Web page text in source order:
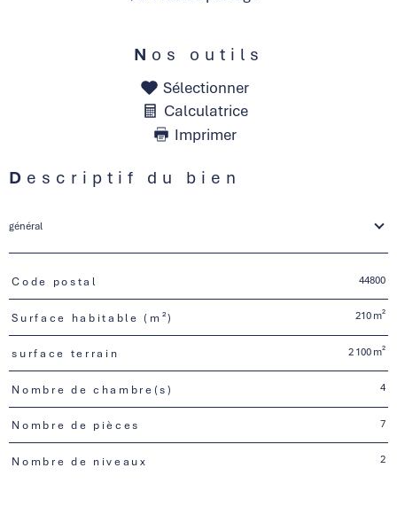
Nos outils
Sélectionner
Calculatrice
Imprimer
Descriptif du bien
général
TRAD_PAMPERO_Caracteristique
Code postal 44800
Surface habitable (m²) 210 m²
surface terrain 2 100 m²
Nombre de chambre(s) 4
Nombre de pièces 7
Nombre de niveaux 2